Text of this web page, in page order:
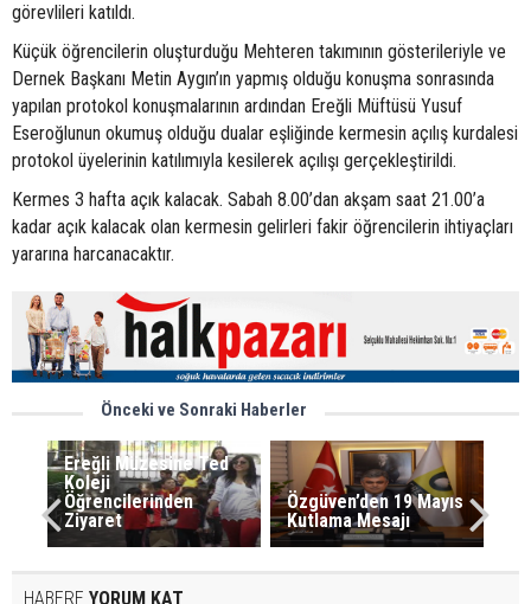
görevlileri katıldı.
Küçük öğrencilerin oluşturduğu Mehteren takımının gösterileriyle ve
Dernek Başkanı Metin Aygın’ın yapmış olduğu konuşma sonrasında
yapılan protokol konuşmalarının ardından Ereğli Müftüsü Yusuf
Eseroğlunun okumuş olduğu dualar eşliğinde kermesin açılış kurdalesi
protokol üyelerinin katılımıyla kesilerek açılışı gerçekleştirildi.
Kermes 3 hafta açık kalacak. Sabah 8.00’dan akşam saat 21.00’a
kadar açık kalacak olan kermesin gelirleri fakir öğrencilerin ihtiyaçları
yararına harcanacaktır.
Önceki ve Sonraki Haberler
Ereğli Müzesine Ted
Koleji
Öğrencilerinden
Ziyaret
Özgüven’den 19 Mayıs
Kutlama Mesajı
HABERE YORUM KAT